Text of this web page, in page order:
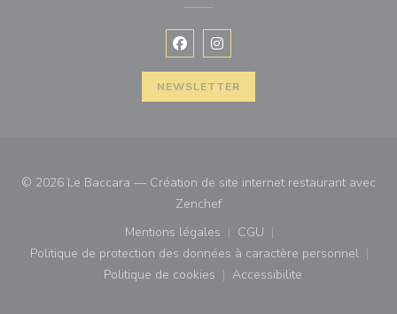
Facebook ((ouvre une nouvelle
Instagram ((ouvre une
NEWSLETTER
© 2026 Le Baccara — Création de site internet restaurant avec
Zenchef((ouvre une nouvelle fenêtre))
Mentions légales
((ouvre une nouvelle fenêtre))
CGU
((ouvre une nouvelle
Politique de protection des données à caractère personnel
((ouvre une nouvelle fenêtre))
Politique de cookies
((ouvre une nouvelle fenêtre))
Accessibilite
((ouvre une nouvelle